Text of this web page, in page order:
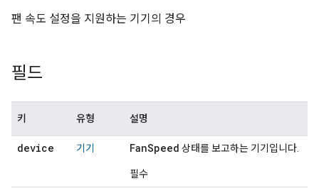
팬 속도 설정을 지원하는 기기의 경우
필드
키 유형 설명
device 기기 FanSpeed 상태를 보고하는 기기입니다.
필수